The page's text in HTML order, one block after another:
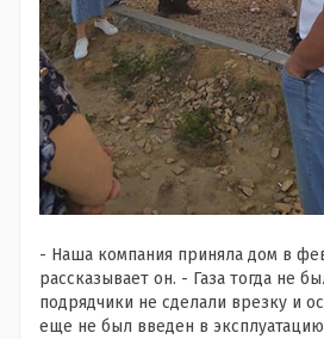
- Наша компания приняла дом в
рассказывает он. - Газа тогда не
подрядчики не сделали врезку и
еще не был введен в